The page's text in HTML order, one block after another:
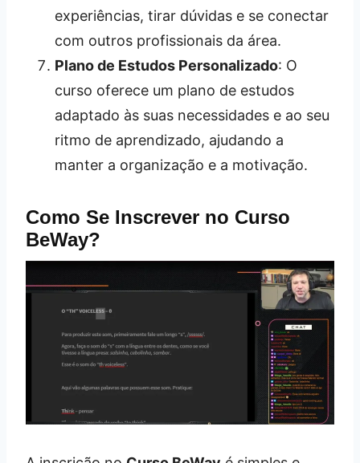
experiências, tirar dúvidas e se conectar
com outros profissionais da área.
Plano de Estudos Personalizado: O
curso oferece um plano de estudos
adaptado às suas necessidades e ao seu
ritmo de aprendizado, ajudando a
manter a organização e a motivação.
Como Se Inscrever no Curso
BeWay?